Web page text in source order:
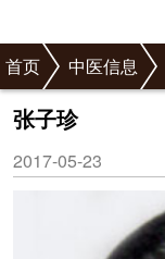
首页 中医信息
张子珍
2017-05-23